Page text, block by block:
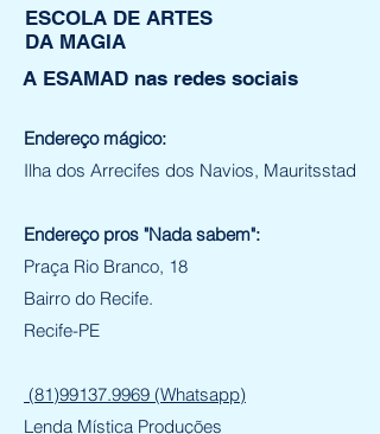
garantir compras com segurança.
ESCOLA DE ARTES
DA MAGIA
A ESAMAD nas redes sociais
Endereço mágico:
Ilha dos Arrecifes dos Navios, Mauritsstad
Endereço pros "Nada sabem":
Praça Rio Branco, 18
Bairro do Recife.
Recife-PE
(81)99137.9969 (Whatsapp)
Lenda Mística Produções